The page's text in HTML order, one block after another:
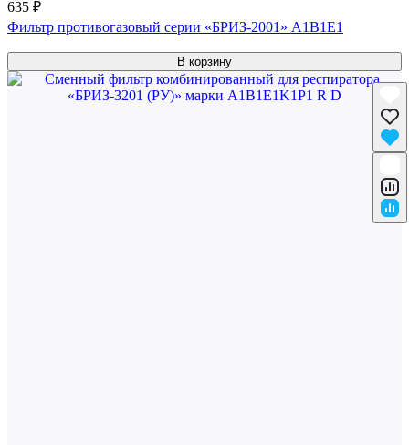
635 ₽
Фильтр противогазовый серии «БРИЗ-2001» A1B1E1
В корзину